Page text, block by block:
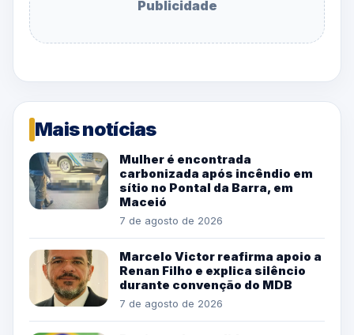
Publicidade
Mais notícias
Mulher é encontrada
carbonizada após incêndio em
sítio no Pontal da Barra, em
Maceió
7 de agosto de 2026
Marcelo Victor reafirma apoio a
Renan Filho e explica silêncio
durante convenção do MDB
7 de agosto de 2026